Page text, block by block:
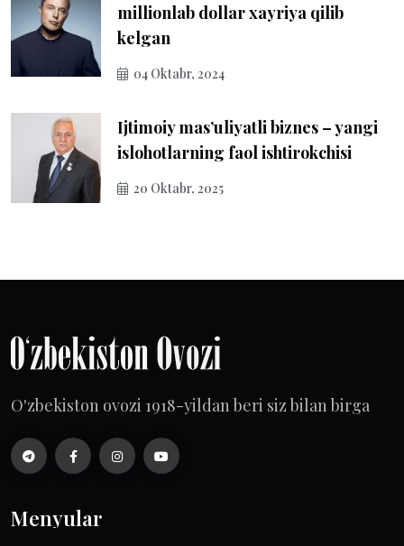
millionlab dollar xayriya qilib
kelgan
04 Oktabr, 2024
Ijtimoiy mas’uliyatli biznes – yangi
islohotlarning faol ishtirokchisi
20 Oktabr, 2025
O'zbekiston ovozi 1918-yildan beri siz bilan birga
Menyular